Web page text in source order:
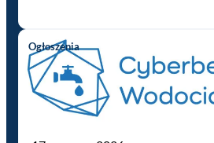
Ogłoszenia